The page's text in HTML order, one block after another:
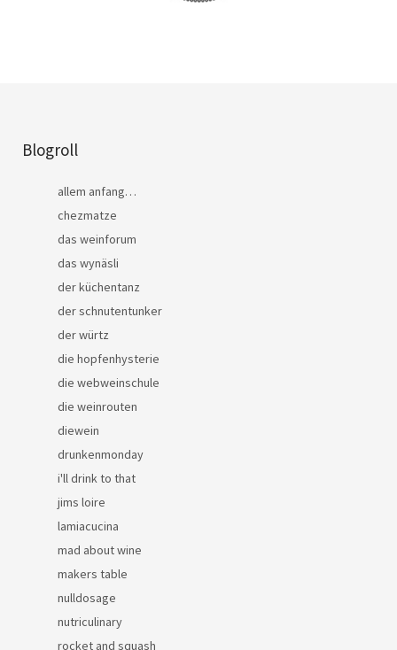
Blogroll
allem anfang…
chezmatze
das weinforum
das wynäsli
der küchentanz
der schnutentunker
der würtz
die hopfenhysterie
die webweinschule
die weinrouten
diewein
drunkenmonday
i'll drink to that
jims loire
lamiacucina
mad about wine
makers table
nulldosage
nutriculinary
rocket and squash